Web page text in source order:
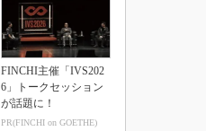
FINCHI主催「IVS202
6」トークセッション
が話題に！
PR(FINCHI on GOETHE)